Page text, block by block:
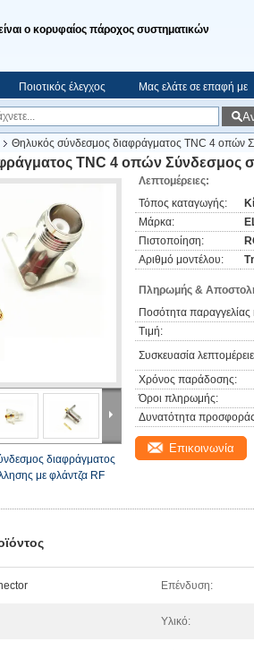
ο κορυφαίος πάροχος συστηματικών
Ποιοτικός έλεγχος Μας ελάτε σε επαφή με
Θηλυκός σύνδεσμος διαφράγματος TNC 4 οπών
TNC 4 οπών Σύνδεσμος
διαφράγματος
με φλάντζα RF
Λεπτομέρειες:
Τόπος καταγωγής:
Μάρκα:
Πιστοποίηση:
Αριθμό μοντέλου:
Πληρωμής &
Ποσότητα παραγγελίας
Τιμή:
Συσκευασία
Χρόνος παράδοσης:
Όροι πληρωμής:
Δυνατότητα
Επικοινωνία
Επένδυση:
Υλικό: